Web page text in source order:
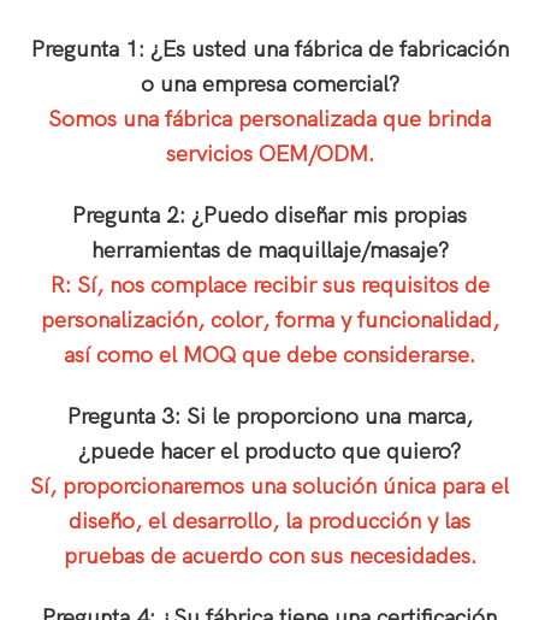
Pregunta 1: ¿Es usted una fábrica de fabricación
o una empresa comercial?
Somos una fábrica personalizada que brinda
servicios OEM/ODM.
Pregunta 2: ¿Puedo diseñar mis propias
herramientas de maquillaje/masaje?
R: Sí, nos complace recibir sus requisitos de
personalización, color, forma y funcionalidad,
así como el MOQ que debe considerarse.
Pregunta 3: Si le proporciono una marca,
¿puede hacer el producto que quiero?
Sí, proporcionaremos una solución única para el
diseño, el desarrollo, la producción y las
pruebas de acuerdo con sus necesidades.